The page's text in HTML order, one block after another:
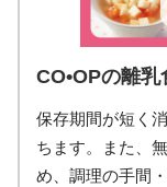
CO•OPの離
保存期間が短く
ちます。また、
め、調理の手間